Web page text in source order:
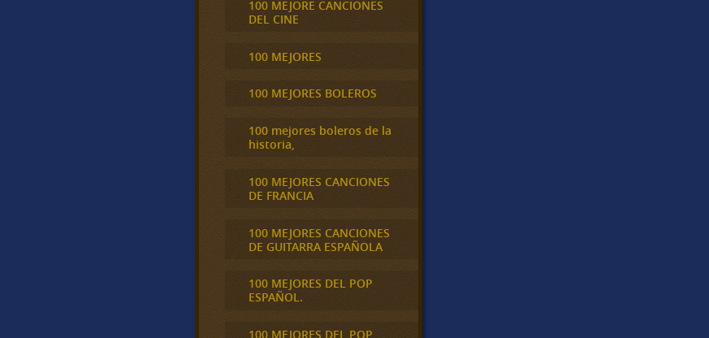
100 MEJORE CANCIONES
DEL CINE
100 MEJORES
100 MEJORES BOLEROS
100 mejores boleros de la
historia,
100 MEJORES CANCIONES
DE FRANCIA
100 MEJORES CANCIONES
DE GUITARRA ESPAÑOLA
100 MEJORES DEL POP
ESPAÑOL.
100 MEJORES DEL POP